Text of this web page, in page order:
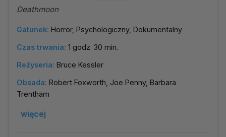
Deathmoon
Gatunek: Horror, Psychologiczny, Dokumentalny
Czas trwania: 1 godz. 30 min.
Reżyseria: Bruce Kessler
Obsada: Robert Foxworth, Joe Penny, Barbara
Trentham
więcej